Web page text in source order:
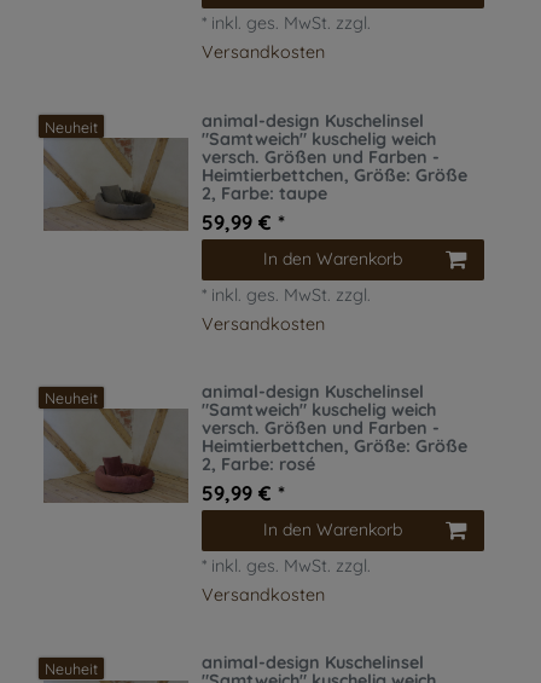
* inkl. ges. MwSt. zzgl.
Versandkosten
Neuheit
animal-design Kuschelinsel
"Samtweich" kuschelig weich
versch. Größen und Farben -
Heimtierbettchen, Größe: Größe
2, Farbe: taupe
59,99 € *
In den Warenkorb
* inkl. ges. MwSt. zzgl.
Versandkosten
Neuheit
animal-design Kuschelinsel
"Samtweich" kuschelig weich
versch. Größen und Farben -
Heimtierbettchen, Größe: Größe
2, Farbe: rosé
59,99 € *
In den Warenkorb
* inkl. ges. MwSt. zzgl.
Versandkosten
Neuheit
animal-design Kuschelinsel